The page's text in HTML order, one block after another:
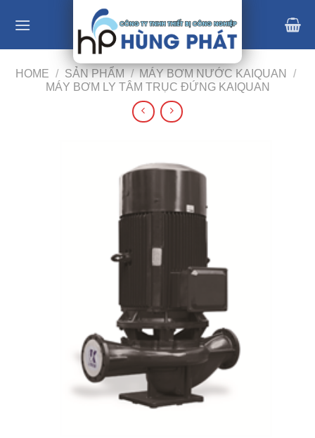
HOME / SẢN PHẨM / MÁY BƠM NƯỚC KAIQUAN
/
MÁY BƠM LY TÂM TRỤC ĐỨNG KAIQUAN